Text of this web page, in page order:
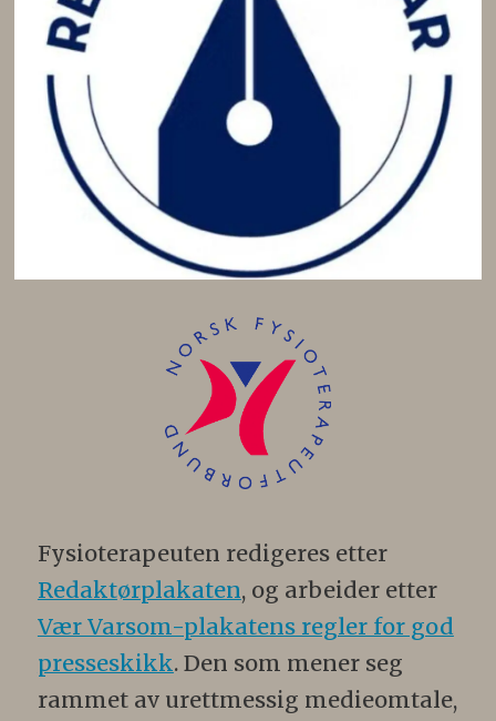
Fysioterapeuten redigeres etter
Redaktørplakaten, og arbeider etter
Vær Varsom-plakatens regler for god
presseskikk. Den som mener seg
rammet av urettmessig medieomtale,